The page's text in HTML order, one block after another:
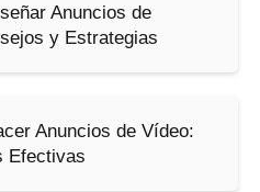
Anuncios de
y Estrategias
Anuncios de Vídeo:
Efectivas